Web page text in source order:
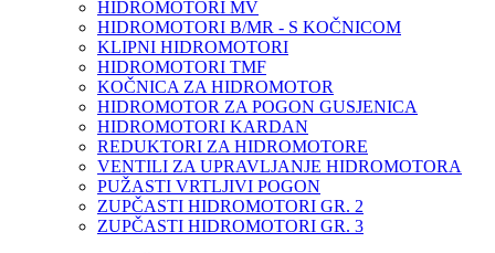
HIDROMOTORI MV
HIDROMOTORI B/MR - S KOČNICOM
KLIPNI HIDROMOTORI
HIDROMOTORI TMF
KOČNICA ZA HIDROMOTOR
HIDROMOTOR ZA POGON GUSJENICA
HIDROMOTORI KARDAN
REDUKTORI ZA HIDROMOTORE
VENTILI ZA UPRAVLJANJE HIDROMOTORA
PUŽASTI VRTLJIVI POGON
ZUPČASTI HIDROMOTORI GR. 2
ZUPČASTI HIDROMOTORI GR. 3